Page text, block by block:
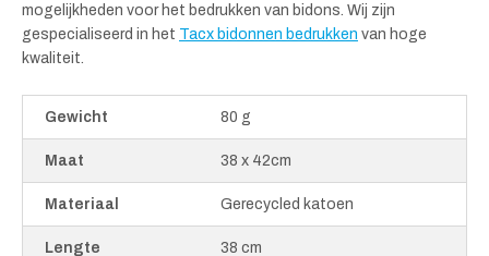
mogelijkheden voor het bedrukken van bidons. Wij zijn
gespecialiseerd in het Tacx bidonnen bedrukken van hoge
kwaliteit.
Gewicht 80 g
Maat 38 x 42cm
Materiaal Gerecycled katoen
Lengte 38 cm